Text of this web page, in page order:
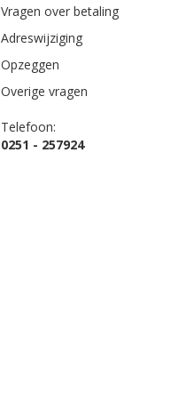
Vragen over betaling
Adreswijziging
Opzeggen
Overige vragen
Telefoon:
0251 - 257924